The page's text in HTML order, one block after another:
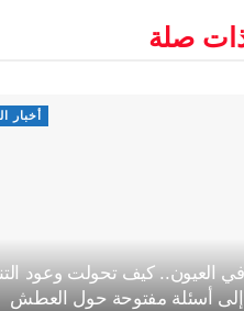
صلة
أخبار
في العيون.. كيف تحولت وعود
إلى أسئلة مفتوحة حول العطش